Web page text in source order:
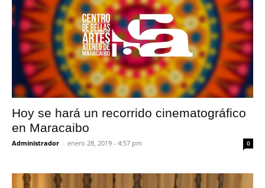
Hoy se hará un recorrido cinematográfico
en Maracaibo
Administrador - enero 28, 2019 - 4:57 pm 0